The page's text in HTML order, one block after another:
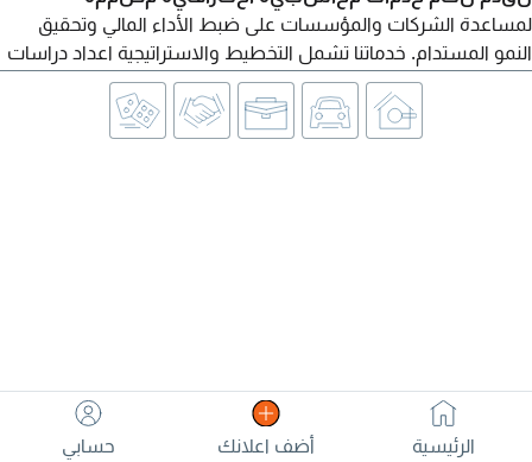
لمساعدة الشركات والمؤسسات على ضبط الأداء المالي وتحقيق
النمو المستدام. خدماتنا تشمل التخطيط والاستراتيجية اعداد دراسات
الجدوى، ووضع خطط وسياسات العمل المحاسبي. الأنظمة التقنية
تهيئة وربط الأنظمة المحاسبية (ERP) لضمان انسيابية العمل. الضبط
والرقابة تدقيق الحسابات، تقديم تقارير المراجعة، واكتشاف مكامن
الرئيسية أضف اعلانك حسابي